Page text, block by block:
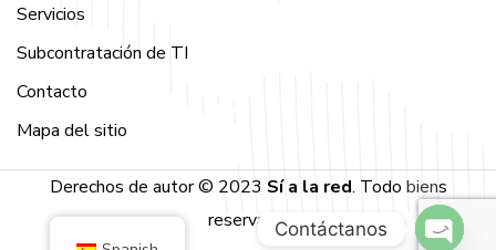
Servicios
Subcontratación de TI
Contacto
Mapa del sitio
Derechos de autor © 2023 Sí a la red. Todo biens
reservado.
Contáctanos